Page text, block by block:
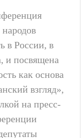
в России, в
и посвящена
как основа
взгляд»,
на пресс-